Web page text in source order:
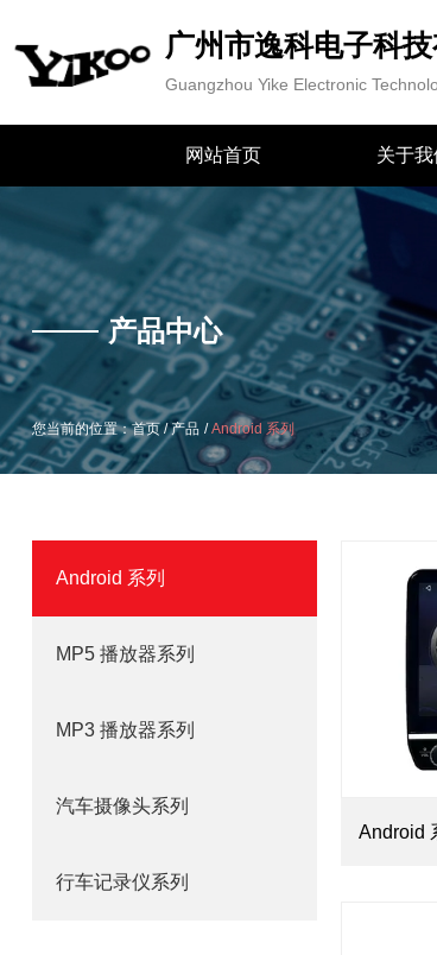
产品中心
您当前的位置：首页 产品 / Android 系列
广州市逸科电子科技
Guangzhou Yike Electronic
网站首页 关于我
产品中心
您当前的位置：首页/产品 /Android 系列
Android 系列
MP5 播放器系列
MP3 播放器系列
汽车摄像头系列
行车记录仪系列
Android